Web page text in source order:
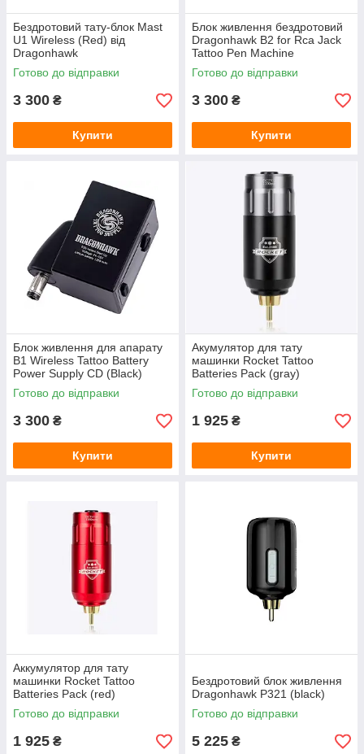
Бездротовий тату-блок Mast
U1 Wireless (Red) від
Dragonhawk
Готово до відправки
3 300 ₴
Купити
Блок живлення бездротовий
Dragonhawk B2 for Rca Jack
Tattoo Pen Machine
Готово до відправки
3 300 ₴
Купити
Блок живлення для апарату
B1 Wireless Tattoo Battery
Power Supply CD (Black)
Готово до відправки
3 300 ₴
Купити
Акумулятор для тату
машинки Rocket Tattoo
Batteries Pack (gray)
Готово до відправки
1 925 ₴
Купити
Аккумулятор для тату
машинки Rocket Tattoo
Batteries Pack (red)
Готово до відправки
1 925 ₴
Бездротовий блок живлення
Dragonhawk P321 (black)
Готово до відправки
5 225 ₴